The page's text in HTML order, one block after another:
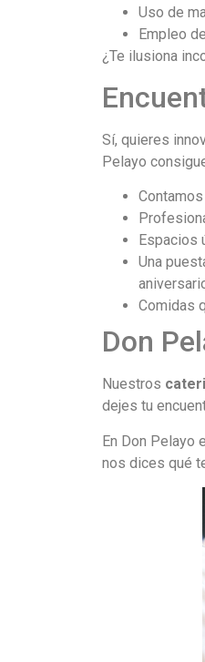
Uso de
Empleo
¿Te ilusiona
Sí, quieres
Pelayo
Espacios
Una
Comidas
Don
Nuestros
dejes tu
En Don Pelayo
nos dices qué